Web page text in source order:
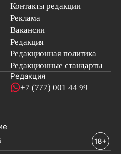
Контакты редакции
Реклама
Вакансии
Редакция
Редакционная политика
Редакционные стандарты
Редакция
+7 (777) 001 44 99
новостей